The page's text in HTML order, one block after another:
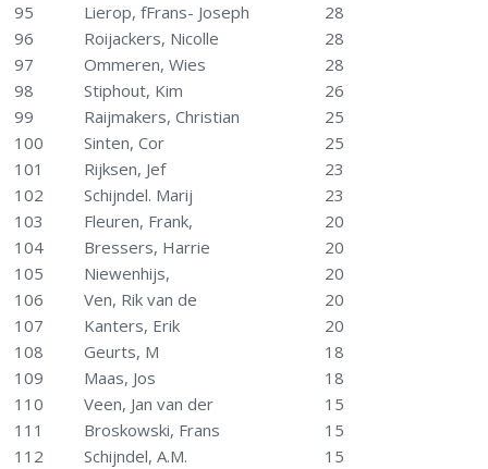
95
Lierop, fFrans- Joseph
28
96
Roijackers, Nicolle
28
97
Ommeren, Wies
28
98
Stiphout, Kim
26
99
Raijmakers, Christian
25
100
Sinten, Cor
25
101
Rijksen, Jef
23
102
Schijndel. Marij
23
103
Fleuren, Frank,
20
104
Bressers, Harrie
20
105
Niewenhijs,
20
106
Ven, Rik van de
20
107
Kanters, Erik
20
108
Geurts, M
18
109
Maas, Jos
18
110
Veen, Jan van der
15
111
Broskowski, Frans
15
112
Schijndel, A.M.
15